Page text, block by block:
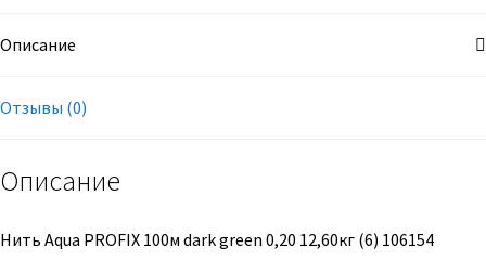
Описание
Отзывы (0)
Описание
Нить Aqua PROFIX 100м dark green 0,20 12,60кг (6) 106154